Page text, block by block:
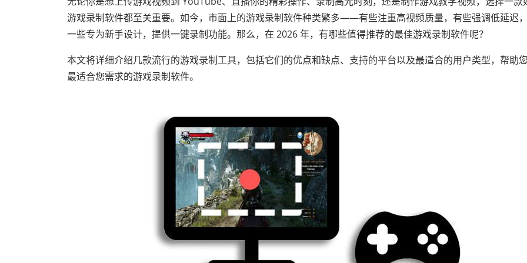
游戏录制软件都至关重要。如今，市面上的游戏录制软件种类繁多——有些注重高视频质量，有些强调低延迟
一些专为新手设计，提供一键录制功能。那么，在 2026 年，有哪些值得推荐的最佳游戏录制软件呢？
本文将详细介绍几款流行的游戏录制工具，包括它们的优点和缺点、支持的平台以及最适合的用户类型，帮助
最适合您需求的游戏录制软件。